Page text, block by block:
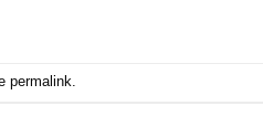
permalink.